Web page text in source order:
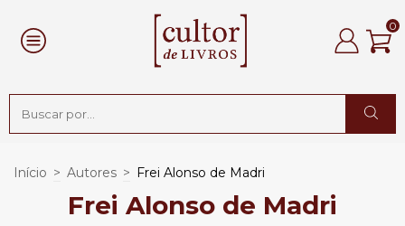
0
Início > Autores > Frei Alonso de Madri
Frei Alonso de Madri